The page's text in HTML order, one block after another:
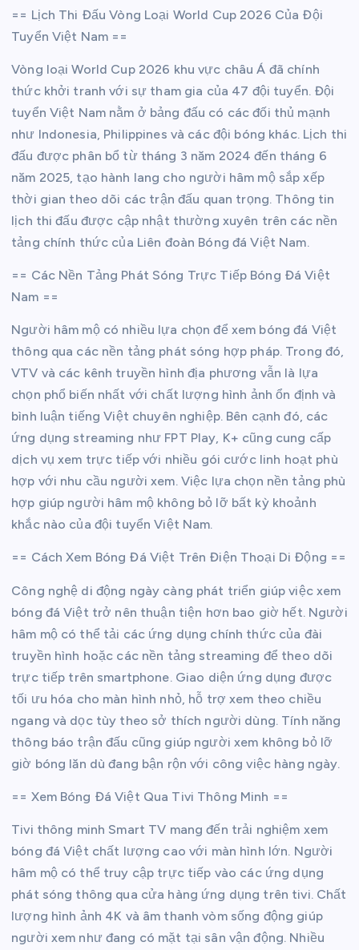
== Lịch Thi Đấu Vòng Loại World Cup 2026 Của Đội
Tuyển Việt Nam ==
Vòng loại World Cup 2026 khu vực châu Á đã chính
thức khởi tranh với sự tham gia của 47 đội tuyển. Đội
tuyển Việt Nam nằm ở bảng đấu có các đối thủ mạnh
như Indonesia, Philippines và các đội bóng khác. Lịch thi
đấu được phân bổ từ tháng 3 năm 2024 đến tháng 6
năm 2025, tạo hành lang cho người hâm mộ sắp xếp
thời gian theo dõi các trận đấu quan trọng. Thông tin
lịch thi đấu được cập nhật thường xuyên trên các nền
tảng chính thức của Liên đoàn Bóng đá Việt Nam.
== Các Nền Tảng Phát Sóng Trực Tiếp Bóng Đá Việt
Nam ==
Người hâm mộ có nhiều lựa chọn để xem bóng đá Việt
thông qua các nền tảng phát sóng hợp pháp. Trong đó,
VTV và các kênh truyền hình địa phương vẫn là lựa
chọn phổ biến nhất với chất lượng hình ảnh ổn định và
bình luận tiếng Việt chuyên nghiệp. Bên cạnh đó, các
ứng dụng streaming như FPT Play, K+ cũng cung cấp
dịch vụ xem trực tiếp với nhiều gói cước linh hoạt phù
hợp với nhu cầu người xem. Việc lựa chọn nền tảng phù
hợp giúp người hâm mộ không bỏ lỡ bất kỳ khoảnh
khắc nào của đội tuyển Việt Nam.
== Cách Xem Bóng Đá Việt Trên Điện Thoại Di Động ==
Công nghệ di động ngày càng phát triển giúp việc xem
bóng đá Việt trở nên thuận tiện hơn bao giờ hết. Người
hâm mộ có thể tải các ứng dụng chính thức của đài
truyền hình hoặc các nền tảng streaming để theo dõi
trực tiếp trên smartphone. Giao diện ứng dụng được
tối ưu hóa cho màn hình nhỏ, hỗ trợ xem theo chiều
ngang và dọc tùy theo sở thích người dùng. Tính năng
thông báo trận đấu cũng giúp người xem không bỏ lỡ
giờ bóng lăn dù đang bận rộn với công việc hàng ngày.
== Xem Bóng Đá Việt Qua Tivi Thông Minh ==
Tivi thông minh Smart TV mang đến trải nghiệm xem
bóng đá Việt chất lượng cao với màn hình lớn. Người
hâm mộ có thể truy cập trực tiếp vào các ứng dụng
phát sóng thông qua cửa hàng ứng dụng trên tivi. Chất
lượng hình ảnh 4K và âm thanh vòm sống động giúp
người xem như đang có mặt tại sân vận động. Nhiều